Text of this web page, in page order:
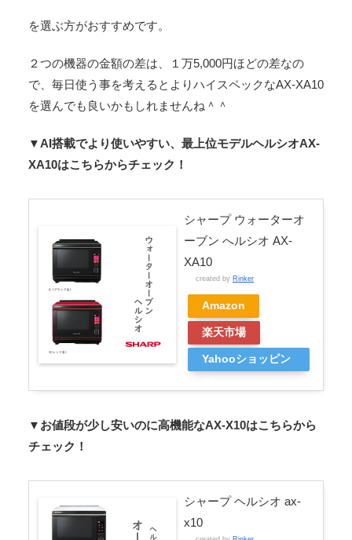
を選ぶ方がおすすめです。
２つの機器の金額の差は、１万5,000円ほどの差なの
で、毎日使う事を考えるとよりハイスペックなAX-XA10
を選んでも良いかもしれませんね＾＾
▼AI搭載でより使いやすい、最上位モデルヘルシオAX-
XA10はこちらからチェック！
シャープ ウォーターオ
ーブン へルシオ AX-
XA10
created by Rinker
Amazon
楽天市場
Yahooショッピン
▼お値段が少し安いのに高機能なAX-X10はこちらから
チェック！
シャープ ヘルシオ ax-
x10